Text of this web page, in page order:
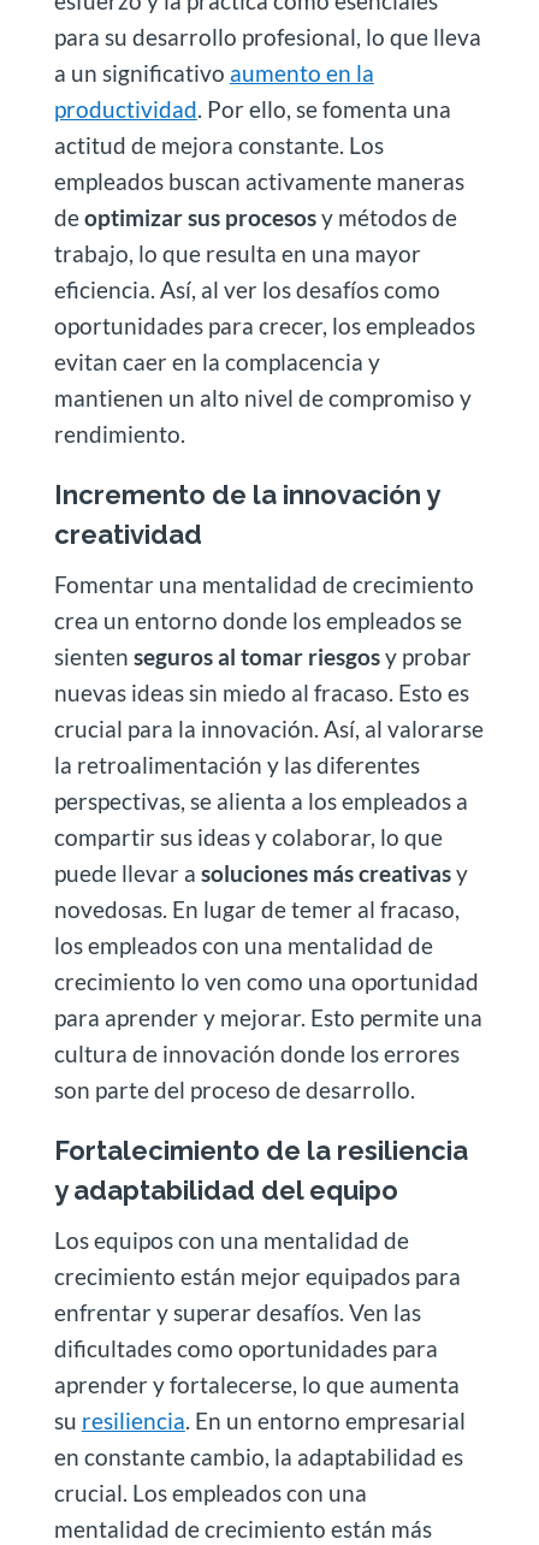
para su desarrollo profesional, lo que lleva
a un significativo aumento en la
productividad. Por ello, se fomenta una
actitud de mejora constante. Los
empleados buscan activamente maneras
deoptimizar sus procesosy métodos de
trabajo, lo que resulta en una mayor
eficiencia. Así, al ver los desafíos como
oportunidades para crecer, los empleados
evitan caer en la complacencia y
mantienen un alto nivel de compromiso y
rendimiento.
Incremento de la innovación y
creatividad
Fomentar una mentalidad de crecimiento
crea un entorno donde los empleados se
sienten seguros al tomar riesgosy probar
nuevas ideas sin miedo al fracaso. Esto es
crucial para la innovación. Así, al valorarse
la retroalimentación y las diferentes
perspectivas, se alienta a los empleados a
compartir sus ideas y colaborar, lo que
puede llevar a soluciones más creativasy
novedosas. En lugar de temer al fracaso,
los empleados con una mentalidad de
crecimiento lo ven como una oportunidad
para aprender y mejorar. Esto permite una
cultura de innovación donde los errores
son parte del proceso de desarrollo.
Fortalecimiento de la resiliencia
y adaptabilidad del equipo
Los equipos con una mentalidad de
crecimiento están mejor equipados para
enfrentar y superar desafíos. Ven las
dificultades como oportunidades para
aprender y fortalecerse, lo que aumenta
su resiliencia. En un entorno empresarial
en constante cambio, la adaptabilidad es
crucial. Los empleados con una
mentalidad de crecimiento están más